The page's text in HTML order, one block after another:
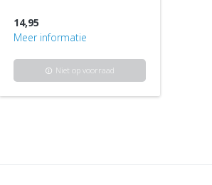
14,95
Meer informatie
info Niet op voorraad